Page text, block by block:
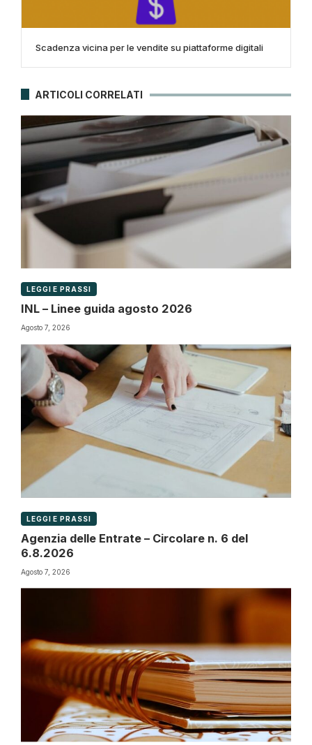
Scadenza vicina per le vendite su piattaforme digitali
ARTICOLI CORRELATI
LEGGI E PRASSI
INL – Linee guida agosto 2026
Agosto 7, 2026
LEGGI E PRASSI
Agenzia delle Entrate – Circolare n. 6 del
6.8.2026
Agosto 7, 2026